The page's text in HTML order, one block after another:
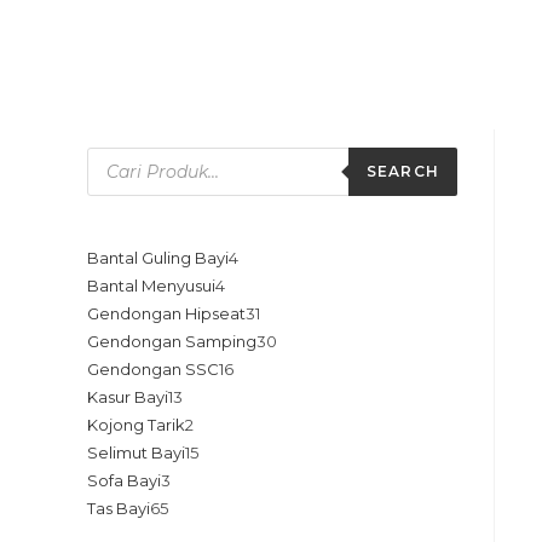
SEARCH
Bantal Guling Bayi4
Bantal Menyusui4
Gendongan Hipseat31
Gendongan Samping30
Gendongan SSC16
Kasur Bayi13
Kojong Tarik2
Selimut Bayi15
Sofa Bayi3
Tas Bayi65